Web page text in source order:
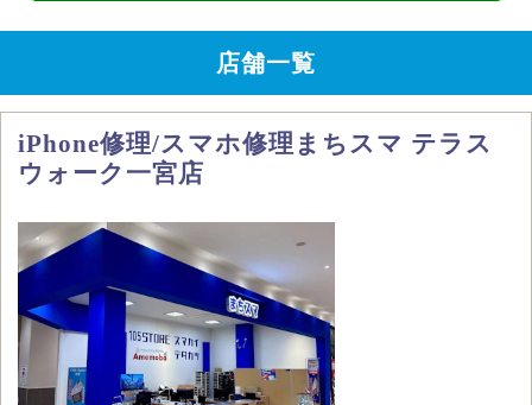
店舗一覧
iPhone修理/スマホ修理まちスマ テラス
ウォーク一宮店